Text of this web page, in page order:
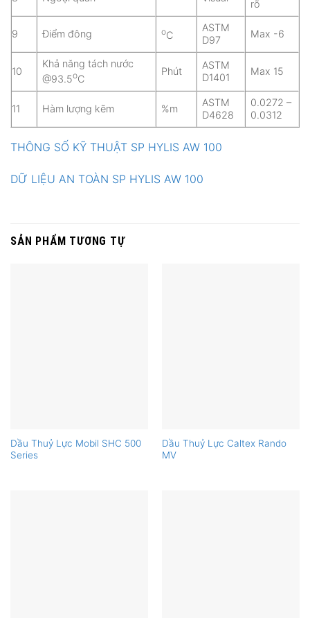
rõ
9 Điểm đông oC
ASTM
D97
Max -6
10
Khả năng tách nước
@93.5oC
Phút
ASTM
D1401
Max 15
11 Hàm lượng kẽm %m
ASTM
D4628
0.0272 –
0.0312
THÔNG SỐ KỸ THUẬT SP HYLIS AW 100
DỮ LIỆU AN TOÀN SP HYLIS AW 100
SẢN PHẨM TƯƠNG TỰ
Dầu Thuỷ Lực Mobil SHC 500
Series
Dầu Thuỷ Lực Caltex Rando
MV